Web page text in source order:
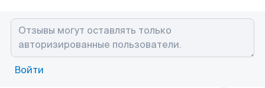
Войти